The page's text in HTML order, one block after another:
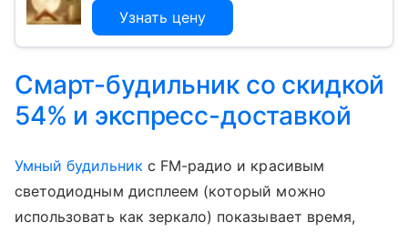
Узнать цену
Смарт-будильник со скидкой
54% и экспресс-доставкой
Умный будильник с FM-радио и красивым
светодиодным дисплеем (который можно
использовать как зеркало) показывает время,